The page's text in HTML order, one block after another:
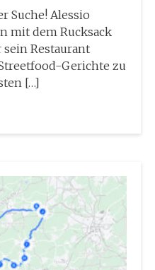
Suche! Alessio
mit dem Rucksack
sein Restaurant
Gerichte zu
[…]